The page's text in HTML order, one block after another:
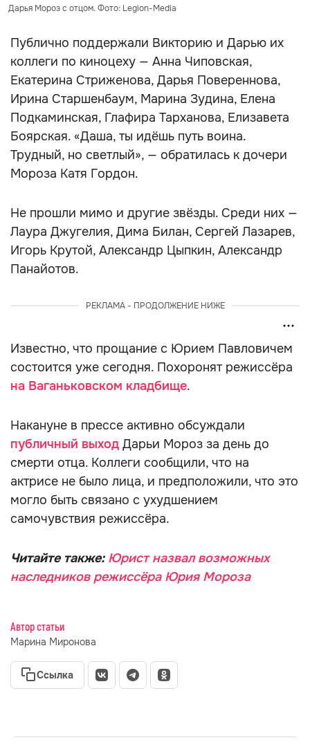
Дарья Мороз с отцом. Фото: Legion-Media
Публично поддержали Викторию и Дарью их
коллеги по киноцеху — Анна Чиповская,
Екатерина Стриженова, Дарья Повереннова,
Ирина Старшенбаум, Марина Зудина, Елена
Подкаминская, Глафира Тарханова, Елизавета
Боярская. «Даша, ты идёшь путь воина.
Трудный, но светлый», — обратилась к дочери
Мороза Катя Гордон.
Не прошли мимо и другие звёзды. Среди них —
Лаура Джугелия, Дима Билан, Сергей Лазарев,
Игорь Крутой, Александр Цыпкин, Александр
Панайотов.
РЕКЛАМА - ПРОДОЛЖЕНИЕ НИЖЕ
Известно, что прощание с Юрием Павловичем
состоится уже сегодня. Похоронят режиссёра
на Ваганьковском кладбище.
Накануне в прессе активно обсуждали
публичный выход Дарьи Мороз за день до
смерти отца. Коллеги сообщили, что на
актрисе не было лица, и предположили, что это
могло быть связано с ухудшением
самочувствия режиссёра.
Читайте также: Юрист назвал возможных
наследников режиссёра Юрия Мороза
Автор статьи
Марина Миронова
Ссылка